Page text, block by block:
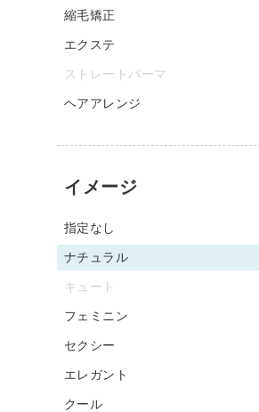
縮毛矯正
エクステ
ストレートパーマ
ヘアアレンジ
イメージ
指定なし
ナチュラル
キュート
フェミニン
セクシー
エレガント
クール